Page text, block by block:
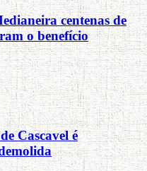
centenas de
o benefício
Cascavel é